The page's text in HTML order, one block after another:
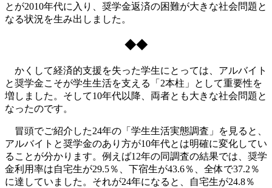
とが2010年代に入り、奨学金返済の困難が大きな社会問題と
なる状況を生み出しました。
◆◆
かくして経済的支援を失った学生にとっては、アルバイト
と奨学金こそが学生生活を支える「2本柱」として重要性を
増しました。そして10年代以降、両者とも大きな社会問題と
なったのです。
冒頭でご紹介した24年の「学生生活実態調査」を見ると、
アルバイトと奨学金のあり方が10年代とは明確に変化してい
ることが分かります。例えば12年の同調査の結果では、奨学
金利用率は自宅生が29.5％、下宿生が43.6％、全体で37.2％
に達していました。それが24年になると、自宅生が24.8％